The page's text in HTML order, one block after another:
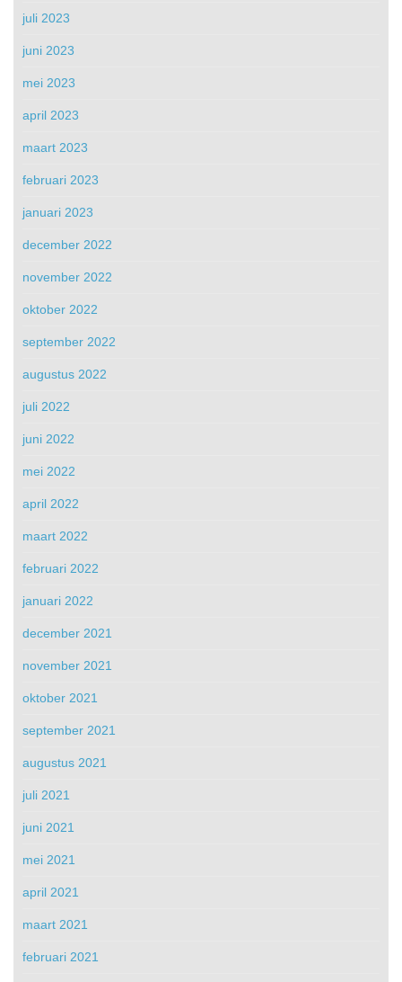
juli 2023
juni 2023
mei 2023
april 2023
maart 2023
februari 2023
januari 2023
december 2022
november 2022
oktober 2022
september 2022
augustus 2022
juli 2022
juni 2022
mei 2022
april 2022
maart 2022
februari 2022
januari 2022
december 2021
november 2021
oktober 2021
september 2021
augustus 2021
juli 2021
juni 2021
mei 2021
april 2021
maart 2021
februari 2021